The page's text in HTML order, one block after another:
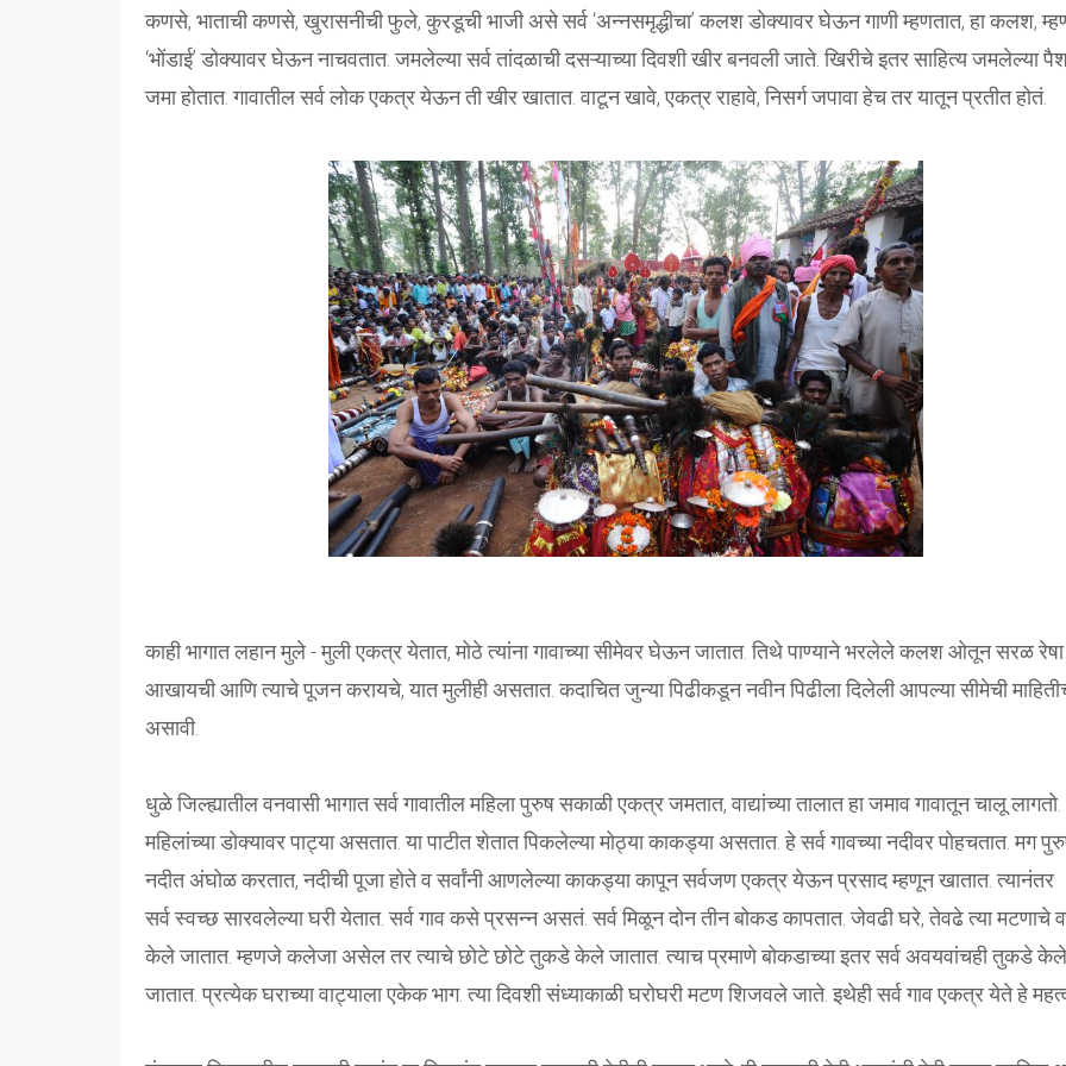
कणसे, भाताची कणसे, खुरासनीची फुले, कुरडूची भाजी असे सर्व ‘अन्नसमृद्धीचा’ कलश डोक्यावर घेऊन गाणी म्हणतात, हा कलश,
‘भोंडाई’ डोक्यावर घेऊन नाचवतात. जमलेल्या सर्व तांदळाची दसऱ्याच्या दिवशी खीर बनवली जाते. खिरीचे इतर साहित्य जमलेल्या
जमा होतात. गावातील सर्व लोक एकत्र येऊन ती खीर खातात. वाटून खावे, एकत्र राहावे, निसर्ग जपावा हेच तर यातून प्रतीत होतं.
काही भागात लहान मुले - मुली एकत्र येतात, मोठे त्यांना गावाच्या सीमेवर घेऊन जातात. तिथे पाण्याने भरलेले कलश ओतून सरळ रेषा
आखायची आणि त्याचे पूजन करायचे, यात मुलीही असतात. कदाचित जुन्या पिढीकडून नवीन पिढीला दिलेली आपल्या सीमेची
असावी.
धुळे जिल्ह्यातील वनवासी भागात सर्व गावातील महिला पुरुष सकाळी एकत्र जमतात, वाद्यांच्या तालात हा जमाव गावातून चालू लागतो.
महिलांच्या डोक्यावर पाट्या असतात. या पाटीत शेतात पिकलेल्या मोठ्या काकड्या असतात. हे सर्व गावच्या नदीवर पोहचतात. मग
नदीत अंघोळ करतात, नदीची पूजा होते व सर्वांनी आणलेल्या काकड्या कापून सर्वजण एकत्र येऊन प्रसाद म्हणून खातात. त्यानंतर
सर्व स्वच्छ सारवलेल्या घरी येतात. सर्व गाव कसे प्रसन्न असतं. सर्व मिळून दोन तीन बोकड कापतात. जेवढी घरे, तेवढे त्या मटणाचे
केले जातात. म्हणजे कलेजा असेल तर त्याचे छोटे छोटे तुकडे केले जातात. त्याच प्रमाणे बोकडाच्या इतर सर्व अवयवांचही तुकडे केले
जातात. प्रत्येक घराच्या वाट्याला एकेक भाग. त्या दिवशी संध्याकाळी घरोघरी मटण शिजवले जाते. इथेही सर्व गाव एकत्र येते हे